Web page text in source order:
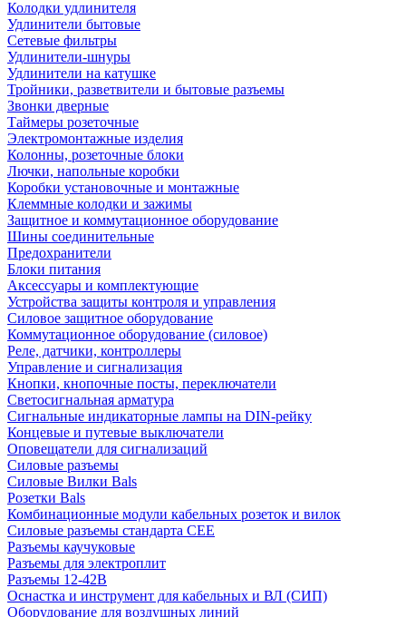
Колодки удлинителя
Удлинители бытовые
Сетевые фильтры
Удлинители-шнуры
Удлинители на катушке
Тройники, разветвители и бытовые разъемы
Звонки дверные
Таймеры розеточные
Электромонтажные изделия
Колонны, розеточные блоки
Лючки, напольные коробки
Коробки установочные и монтажные
Клеммные колодки и зажимы
Защитное и коммутационное оборудование
Шины соединительные
Предохранители
Блоки питания
Аксессуары и комплектующие
Устройства защиты контроля и управления
Силовое защитное оборудование
Коммутационное оборудование (силовое)
Реле, датчики, контроллеры
Управление и сигнализация
Кнопки, кнопочные посты, переключатели
Светосигнальная арматура
Сигнальные индикаторные лампы на DIN-рейку
Концевые и путевые выключатели
Оповещатели для сигнализаций
Силовые разъемы
Силовые Вилки Bals
Розетки Bals
Комбинационные модули кабельных розеток и вилок
Силовые разъемы стандарта CEE
Разъемы каучуковые
Разъемы для электроплит
Разъемы 12-42В
Оснастка и инструмент для кабельных и ВЛ (СИП)
Оборудование для воздушных линий